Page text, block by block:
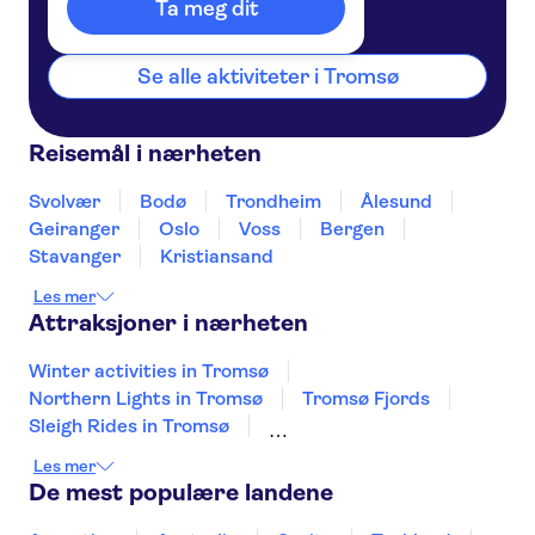
Ta meg dit
Se alle aktiviteter i Tromsø
Reisemål i nærheten
Svolvær Bodø Trondheim
Ålesund
Geiranger
Oslo Voss
Bergen
Stavanger
Kristiansand
Les mer
Attraksjoner i nærheten
Winter activities in Tromsø
Northern Lights in Tromsø
Tromsø Fjords
Sleigh Rides in Tromsø
Oslofjorden
Pulpit Rock Preikestolen
Lysefjord
Oslo Old Town
Les mer
De mest populære landene